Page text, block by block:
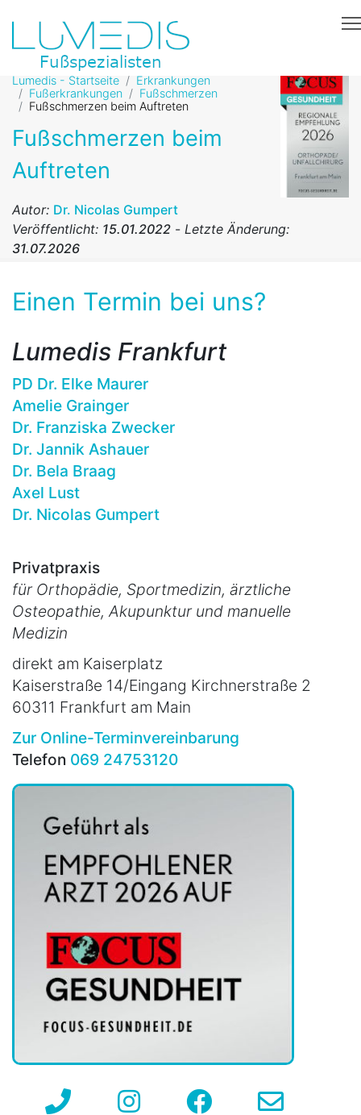
Lumedis - Startseite
Erkrankungen
Fußerkrankungen
Fußschmerzen
Fußschmerzen beim Auftreten
Fußschmerzen beim
Auftreten
Autor: Dr. Nicolas Gumpert
Veröffentlicht: 15.01.2022 - Letzte Änderung:
31.07.2026
Einen Termin bei uns?
Lumedis Frankfurt
PD Dr. Elke Maurer
Amelie Grainger
Dr. Franziska Zwecker
Dr. Jannik Ashauer
Dr. Bela Braag
Axel Lust
Dr. Nicolas Gumpert
Privatpraxis
für Orthopädie, Sportmedizin, ärztliche
Osteopathie, Akupunktur und manuelle
Medizin
direkt am Kaiserplatz
Kaiserstraße 14/Eingang Kirchnerstraße 2
60311 Frankfurt am Main
Zur Online-Terminvereinbarung
Telefon 069 24753120